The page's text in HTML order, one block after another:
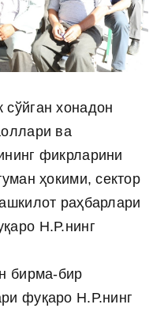
хонадон
ва
фикрларини
ҳокими, сектор
раҳбарлари
Н.Р.нинг
бирма-бир
фуқаро Н.Р.нинг